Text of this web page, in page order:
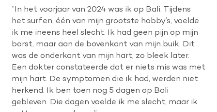
“In het voorjaar van 2024 was ik op Bali. Tijdens
het surfen, één van mijn grootste hobby’s, voelde
ik me ineens heel slecht. Ik had geen pijn op mijn
borst, maar aan de bovenkant van mijn buik. Dit
was de onderkant van mijn hart, zo bleek later.
Een dokter constateerde dat er niets mis was met
mijn hart. De symptomen die ik had, werden niet
herkend. Ik ben toen nog 5 dagen op Bali
gebleven. Die dagen voelde ik me slecht, maar ik